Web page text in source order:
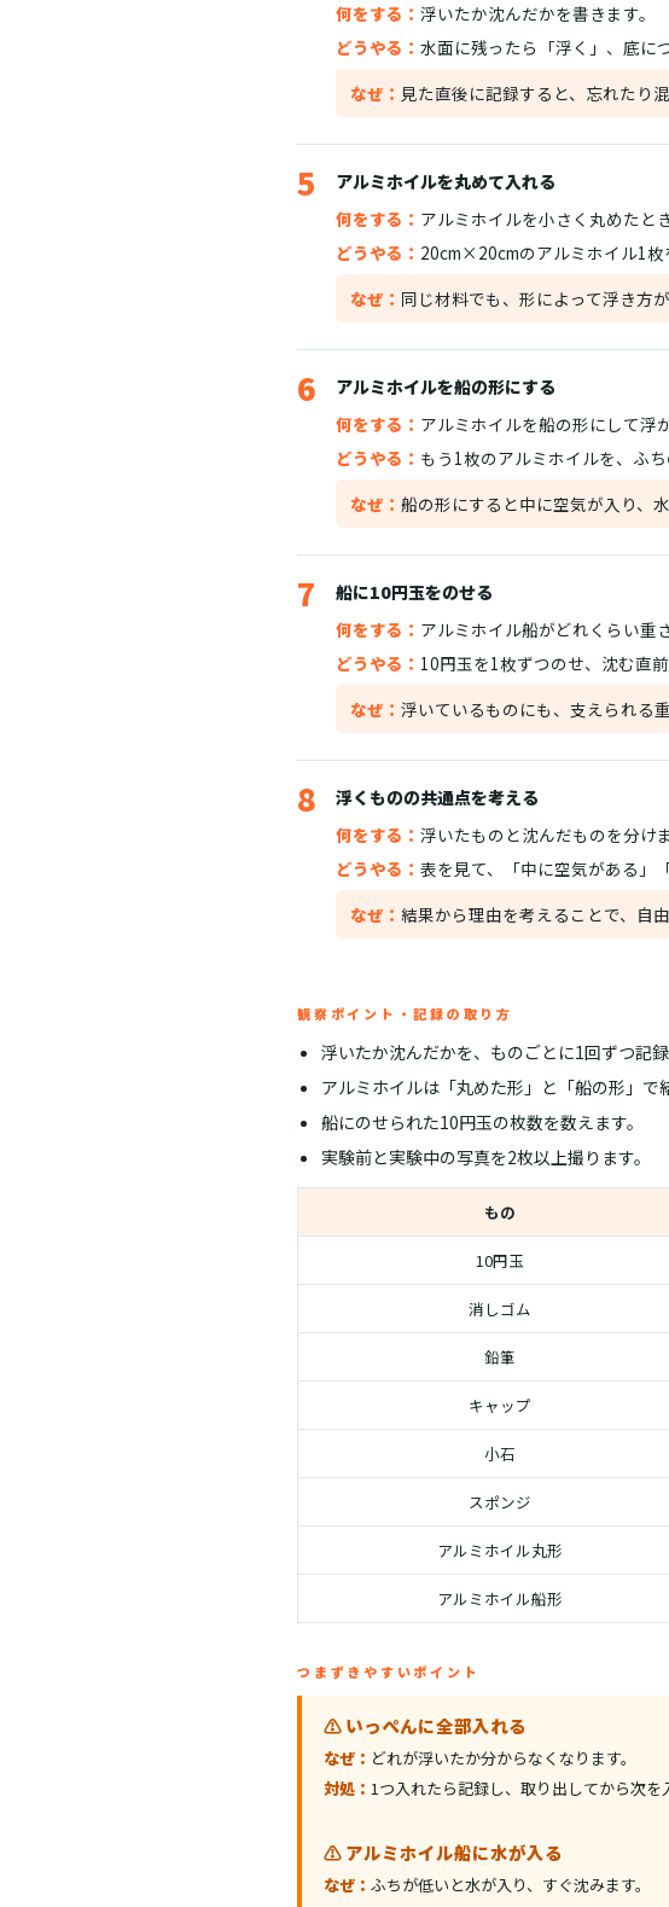
何をする： 浮いたか沈んだかを書きます。
どうやる： 水面に残ったら「浮く」、底に
なぜ： 見た直後に記録すると、忘れたり
5
アルミホイルを丸めて入れる
何をする： アルミホイルを小さく丸めたと
どうやる： 20cm×20cmのアルミホイル1枚
なぜ： 同じ材料でも、形によって浮き方
6
アルミホイルを船の形にする
何をする： アルミホイルを船の形にして浮
どうやる： もう1枚のアルミホイルを、ふ
なぜ： 船の形にすると中に空気が入り、
7
船に10円玉をのせる
何をする： アルミホイル船がどれくらい重
どうやる： 10円玉を1枚ずつのせ、沈む直前
なぜ： 浮いているものにも、支えられる
8
浮くものの共通点を考える
何をする： 浮いたものと沈んだものを分けま
どうやる： 表を見て、「中に空気がある」
なぜ： 結果から理由を考えることで、自
観察ポイント・記録の取り方
浮いたか沈んだかを、ものごとに1回ずつ記録
アルミホイルは「丸めた形」と「船の形」で
船にのせられた10円玉の枚数を数えます。
実験前と実験中の写真を2枚以上撮ります。
もの
10円玉
消しゴム
鉛筆
キャップ
小石
スポンジ
アルミホイル丸形
アルミホイル船形
つまずきやすいポイント
⚠️ いっぺんに全部入れる
なぜ： どれが浮いたか分からなくなります。
対処： 1つ入れたら記録し、取り出してから次を
⚠️ アルミホイル船に水が入る
なぜ： ふちが低いと水が入り、すぐ沈みます。